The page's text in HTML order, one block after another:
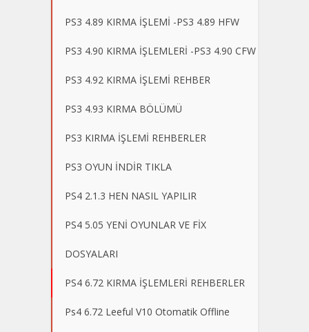
PS3 4.89 KIRMA İŞLEMİ -PS3 4.89 HFW
PS3 4.90 KIRMA İŞLEMLERİ -PS3 4.90 CFW
PS3 4.92 KIRMA İŞLEMİ REHBER
PS3 4.93 KIRMA BÖLÜMÜ
PS3 KIRMA İŞLEMİ REHBERLER
PS3 OYUN İNDİR TIKLA
PS4 2.1.3 HEN NASIL YAPILIR
PS4 5.05 YENİ OYUNLAR VE FİX
DOSYALARI
PS4 6.72 KIRMA İŞLEMLERİ REHBERLER
Ps4 6.72 Leeful V10 Otomatik Offline